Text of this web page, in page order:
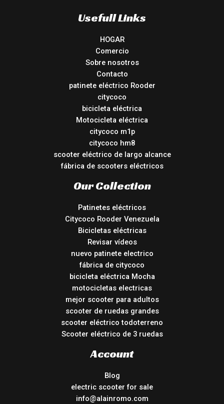
Usefull Links
HOGAR
Comercio
Sobre nosotros
Contacto
patinete eléctrico Rooder
citycoco
bicicleta eléctrica
Motocicleta eléctrica
citycoco m1p
citycoco hm8
scooter eléctrico de largo alcance
fábrica de scooters eléctricos
Our Collection
Patinetes eléctricos
Citycoco Rooder Venezuela
Bicicletas eléctricas
Revisar vídeos
nuevo patinete electrico
fábrica de citycoco
bicicleta eléctrica Mocha
motocicletas electricas
mejor scooter para adultos
scooter de ruedas grandes
scooter eléctrico todoterreno
Scooter eléctrico de 3 ruedas
Account
Blog
electric scooter for sale
info@alainromo.com